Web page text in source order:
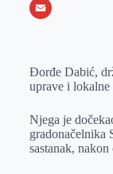
o
e
e
k
I
b
h
s
A
p
p
X
a
l
Đorđe Dabić,
uprave i lokalne
Njega je
gradonačelnika
sastanak,